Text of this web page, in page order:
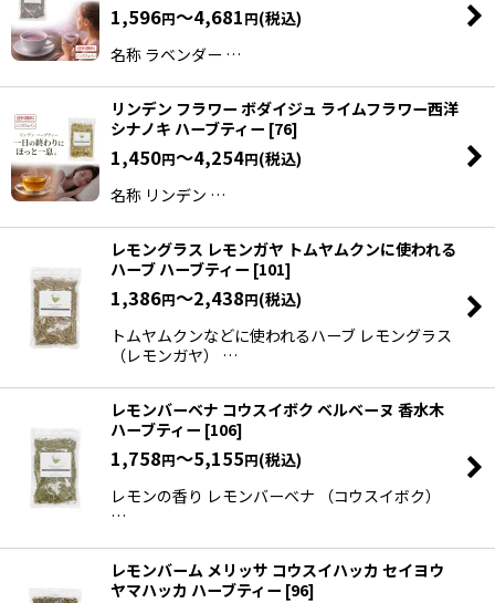
1,596円～4,681円(税込)
名称 ラベンダー …
リンデン フラワー ボダイジュ ライムフラワー西洋
シナノキ ハーブティー [76]
1,450円～4,254円(税込)
名称 リンデン …
レモングラス レモンガヤ トムヤムクンに使われる
ハーブ ハーブティー [101]
1,386円～2,438円(税込)
トムヤムクンなどに使われるハーブ レモングラス
（レモンガヤ） …
レモンバーベナ コウスイボク ベルベーヌ 香水木
ハーブティー [106]
1,758円～5,155円(税込)
レモンの香り レモンバーベナ （コウスイボク）
…
レモンバーム メリッサ コウスイハッカ セイヨウ
ヤマハッカ ハーブティー [96]